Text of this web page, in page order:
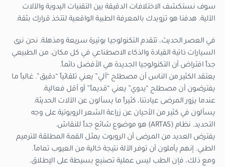
سوف نستكشف الاختلافات الدقيقة بين التقنيات اليدوية والآلات
الآلية. هدفنا هو تزويدك بالمعرفة الطبية الواقعية لتتخذ قرارك بثقة.
في العصر الحديث، تتقدم التكنولوجيا بوتيرة سريعة ومذهلة. نحن نرى
السيارات ذاتية القيادة والذكاء الاصطناعي في كل مكان. من الطبيعي
جداً افتراض أن التكنولوجيا الجديدة هي الأفضل دائماً.
يعتقد الكثير من الناس أن مصطلح “آلي” يعني تلقائياً “دقيق”. غالباً ما
يفترضون أن مصطلح “يدوي” يعني “قديماً” أو أقل فعالية.
عندما يزور المرضى عيادتنا، كثيراً ما يسألون عن الآلات الحديثة.
يسألون في كثير من الأحيان عن زراعة الشعر الروبوتية على وجه
التحديد. نظام (ARTAS) هو موضوع شائع جداً للنقاش.
يفترض العديد من المرضى أن الروبوت يمثل القمة المطلقة للترميم
الطبي. إنهم يأملون أن توفر الآلة نتيجة خالية من العيوب تماماً.
ومع ذلك، فإن الطب ليس عملية تصنيع بسيطة على الإطلاق.